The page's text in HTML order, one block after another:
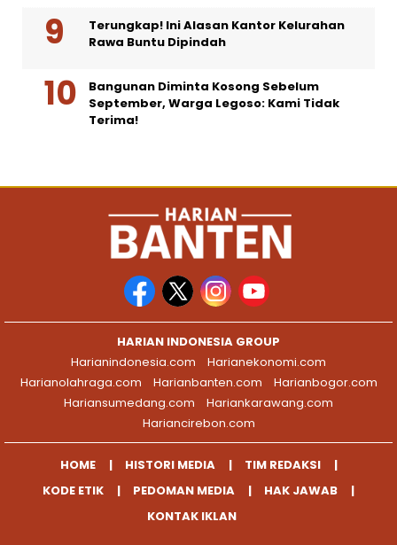
Terungkap! Ini Alasan Kantor Kelurahan
Rawa Buntu Dipindah
Bangunan Diminta Kosong Sebelum
September, Warga Legoso: Kami Tidak
Terima!
HARIAN INDONESIA GROUP
Harianindonesia.com
Harianekonomi.com
Harianolahraga.com
Harianbanten.com
Harianbogor.com
Hariansumedang.com
Hariankarawang.com
Hariancirebon.com
HOME HISTORI MEDIA
TIM REDAKSI
KODE ETIK
PEDOMAN MEDIA
HAK JAWAB
KONTAK IKLAN